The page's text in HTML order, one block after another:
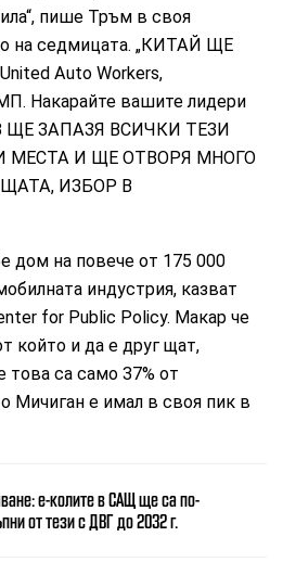
пише Тръм в своя
на седмицата. „КИТАЙ ЩЕ
Auto Workers,
Накарайте вашите лидери
ЩЕ ЗАПАЗЯ ВСИЧКИ ТЕЗИ
МЕСТА И ЩЕ ОТВОРЯ МНОГО
ИЗБОР В
дом на повече от 175 000
индустрия, казват
for Public Policy. Макар че
който и да е друг щат,
това са само 37% от
Мичиган е имал в своя пик в
е-колите в САЩ ще са по-
от тези с ДВГ до 2032 г.